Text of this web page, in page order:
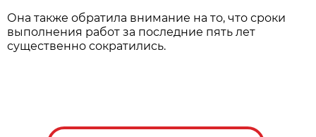
Она также обратила внимание на то, что сроки
выполнения работ за последние пять лет
существенно сократились.